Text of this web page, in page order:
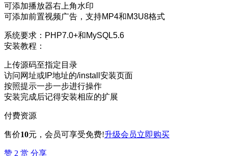
可添加播放器右上角水印
可添加前置视频广告，支持MP4和M3U8格式
系统要求：PHP7.0+和MySQL5.6
安装教程：
上传源码至指定目录
访问网址或IP地址的/install安装页面
按照提示一步一步进行操作
安装完成后记得安装相应的扩展
付费资源
售价10元 ，会员可享受免费!升级会员立即购买
赞 2 赏 分享